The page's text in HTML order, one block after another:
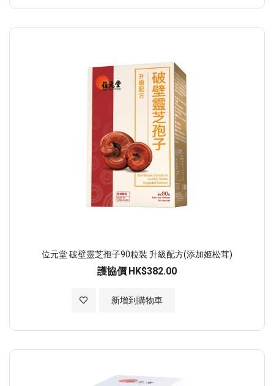
位元堂 破壁靈芝孢子90粒裝 升級配方(添加姬松茸)
護協價 HK$382.00
新增到購物車
加入至願望清單